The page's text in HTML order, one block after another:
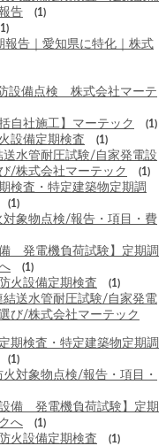
告
(1)
告｜愛知県に特化｜株式
設備点検 株式会社マーテ
自社施工】マーテック (1)
設備定期検査 (1)
水管耐圧試験/自家発電設
/株式会社マーテック
(1)
検査・特定建築物定期調
(1)
象物点検/報告・項目・費
発電機負荷試験】定期調
(1)
火設備定期検査 (1)
送水管耐圧試験/自家発電
び/株式会社マーテック
期検査・特定建築物定期調
(1)
対象物点検/報告・項目・
備 発電機負荷試験】定期
へ
(1)
火設備定期検査 (1)